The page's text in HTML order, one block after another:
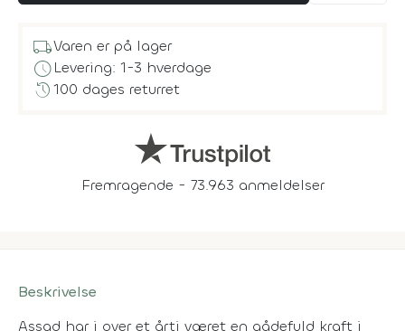
local_shippingVaren er på lager
scheduleLevering: 1-3 hverdage
history100 dages returret
Fremragende - 73.963 anmeldelser
Beskrivelse
Assad har i over et årti været en gådefuld kraft i